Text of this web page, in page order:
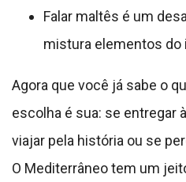
Falar maltês é um
mistura elementos do
Agora que você já sabe o
escolha é sua: se entregar
viajar pela história ou se
O Mediterrâneo tem um